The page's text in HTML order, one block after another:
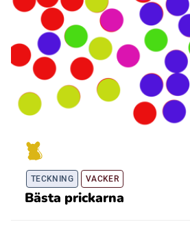
TECKNING VACKER
Bästa prickarna